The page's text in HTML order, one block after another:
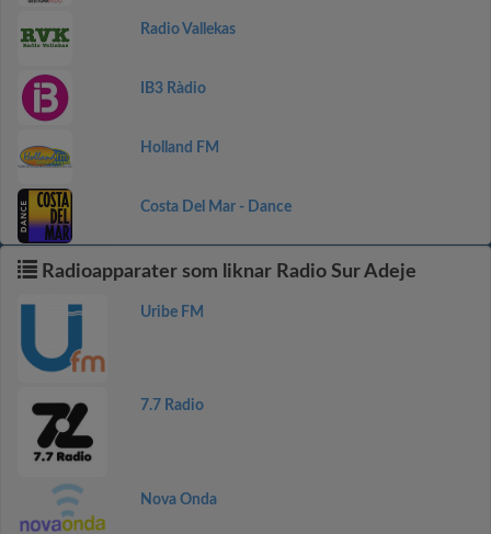
Radio Vallekas
IB3 Ràdio
Holland FM
Costa Del Mar - Dance
Radioapparater som liknar Radio Sur Adeje
Uribe FM
7.7 Radio
Nova Onda